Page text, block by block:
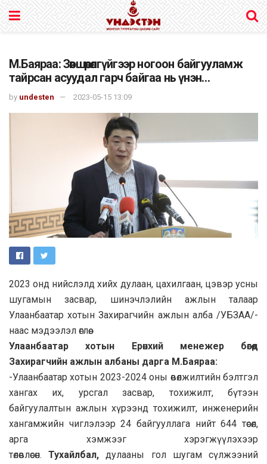
М.Баяраа: Зөвшөөрөлгүйгээр ногоон байгууламж
тайрсан асуудал гарч байгаа нь үнэн…
by undesten 2023-05-15 13:09
2023 онд нийслэлд хийх дулаан, цахилгаан, цэвэр усны
шугамын засвар, шинэчлэлийн ажлын талаар
Улаанбаатар хотын Захирагчийн ажлын алба /УБЗАА/-
наас мэдээлэл өглөө.
Улаанбаатар хотын Ерөнхий менежер бөгөөд
Захирагчийн ажлын албаны дарга М.Баяраа:
-Улаанбаатар хотын 2023-2024 оны өвөлжилтийн бэлтгэл
хангах их, урсгал засвар, тохижилт, бүтээн
байгуулалтын ажлын хүрээнд тохижилт, инженерийн
хангамжийн чиглэлээр 24 байгууллага нийт 644 төсөл,
арга хэмжээг хэрэгжүүлэхээр
төлөвлөсөн.Тухайлбал, дулааны гол шугам сүлжээний